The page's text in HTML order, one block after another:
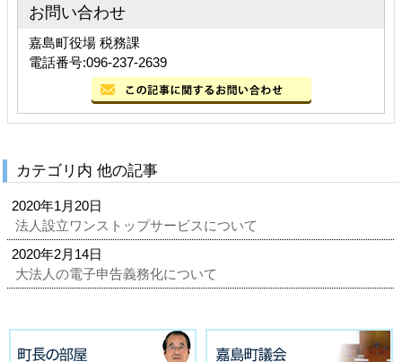
お問い合わせ
嘉島町役場 税務課
電話番号:096-237-2639
カテゴリ内 他の記事
2020年1月20日
法人設立ワンストップサービスについて
2020年2月14日
大法人の電子申告義務化について